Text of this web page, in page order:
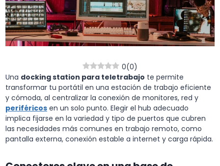
0(0)
Una docking station para teletrabajo te permite
transformar tu portátil en una estación de trabajo eficiente
y cómoda, al centralizar la conexión de monitores, red y
periféricos en un solo punto. Elegir el hub adecuado
implica fijarse en la variedad y tipo de puertos que cubren
las necesidades más comunes en trabajo remoto, como
pantalla externa, conexión estable a internet y carga rápida.